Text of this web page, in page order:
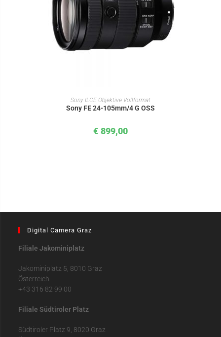
IN DEN WARENKORB
Sony ILCE Objektive Vollformat
Sony FE 24-105mm/4 G OSS
€ 899,00
Digital Camera Graz
Filiale Jakominiplatz
Jakominiplatz 5, 8010 Graz
Österreich
+43 316 82 99 00
Filiale Südtiroler Platz
Südtiroler Platz 9, 8020 Graz